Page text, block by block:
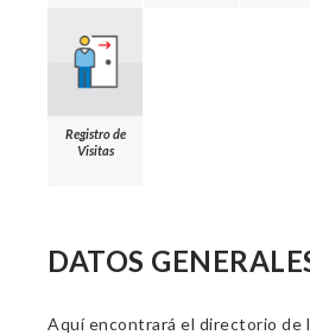
Registro de
Visitas
DATOS
Aquí encontrará el directorio de